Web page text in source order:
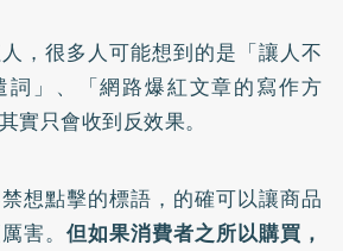
，很多人可能想到的是「讓人不
詞」、「網路爆紅文章的寫作方
實只會收到反效果。
想點擊的標語，的確可以讓商品
害。但如果消費者之所以購買，